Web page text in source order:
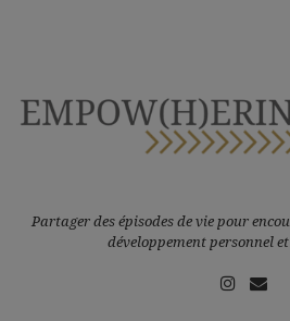
Partager des épisodes de vie pour
développement personnel